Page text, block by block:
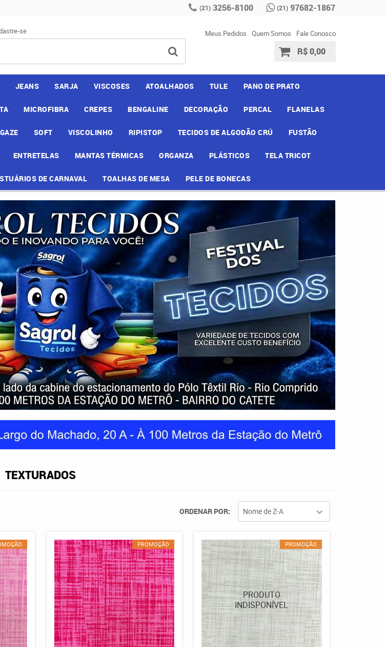
(21) 3256-8100 (21) 97682-1867
se Meus Pedidos Quem Somos Fale Conosco
R$ 0,00
JEANS SARJA VISCOSES ATOALHADOS TULE PANO DE PRATO
MICROFIBRA CREPES BENGALINE DECORAÇÃO PERCAL FLANELAS
GAZE SOFT VISCOLINHO RIPISTOP TECIDOS DE ALGODÃO CRÚ FUSTÃO
ENTRETELAS MANTAS TÉRMICAS ORGANZA PLÁSTICOS TELA TRICOT
DE CARNAVAL TOALHAS DE MESA PELE DE BONECAS
TEXTURADOS
ORDENAR POR Nome de Z-A
PROMOÇÃO PROMOÇÃO